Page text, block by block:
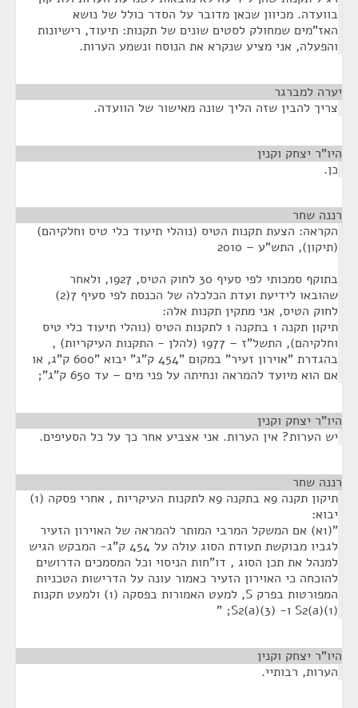
בוועדה. מכיוון שכאן מדובר על הסדר כולל של נושא
האז"מים שמחולק לסטים שונים של תקנות: תיעוד, רישיונות
והפעלה, אני מציע שנקרא את הנוסח ונשמע הערות.
יערה למברגר
צריך להבין שזה הליך שונה מאישור של הוועדה.
היו"ר יצחק וקנין
כן.
רננה שחר
הקראה: הצעת תקנות הטיס (נוהלי תיעוד כלי טיס וחלקיהם)
(תיקון), התש"ע – 2010
בתוקף סמכותי לפי סעיף 30 לחוק הטיס, 1927, ולאחר
שהובאו לידיעת ועדת הכלכלה של הכנסת לפי סעיף 7(2)
לחוק הטיס, אני מתקין תקנות אלה:
תיקון תקנה 1 בתקנה 1 לתקנות הטיס (נוהלי תיעוד כלי טיס
וחלקיהם), התשל"ז – 1977 (להלן - התקנות העיקריות) ,
בהגדרת "אוירון זעיר" במקום "454 ק"ג" יבוא "600 ק"ג, או
אם הוא מיועד להמראה ונחיתה על פני מים – עד 650 ק"ג";
היו"ר יצחק וקנין
יש הערות? אין הערות. אני אצביע אחר כך על כל הסעיפים.
רננה שחר
תיקון תקנה 9א בתקנה 9א לתקנות העיקריות , אחרי פסקה (1)
יבוא:
"(1א) אם המשקל המרבי המותר להמראה של האוירון הזעיר
לגביו מבוקשת תעודת הסוג עולה על 454 ק"ג- המבקש הגיש
למנהל את תכן הסוג , דו"חות הניסוי וכל המסמכים הדרושים
להוכחה כי האוירון הזעיר כאמור עונה על הדרישות הטכניות
המפורטות בפרק S, למעט האמורות בפסקה (1) ולמעט תקנות
S2(a)(1) ו- S2(a)(3); "
היו"ר יצחק וקנין
הערות, רבותיי.